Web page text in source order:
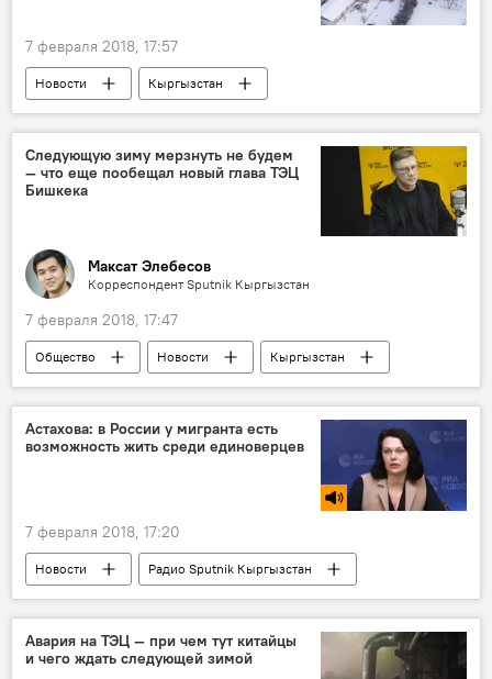
7 февраля 2018, 17:57
Новости
Кыргызстан
Происшествия
Бишкек
МЧС
Следующую зиму мерзнуть не будем
— что еще пообещал новый глава ТЭЦ
Бишкека
Максат Элебесов
Корреспондент Sputnik Кыргызстан
7 февраля 2018, 17:47
Общество Новости
Кыргызстан
Бишкек
Андрей Воропаев
ТЭЦ
интервью
директор
карьера
Авария на ТЭЦ Бишкека
Астахова: в России у мигранта есть
возможность жить среди единоверцев
7 февраля 2018, 17:20
Новости
Радио Sputnik Кыргызстан
миграция
мигранты
радикальные течения
Россия
Авария на ТЭЦ — при чем тут китайцы
и чего ждать следующей зимой